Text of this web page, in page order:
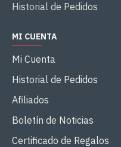
Historial de Pedidos
MI CUENTA
Mi Cuenta
Historial de Pedidos
Afiliados
Boletín de Noticias
Certificado de Regalos